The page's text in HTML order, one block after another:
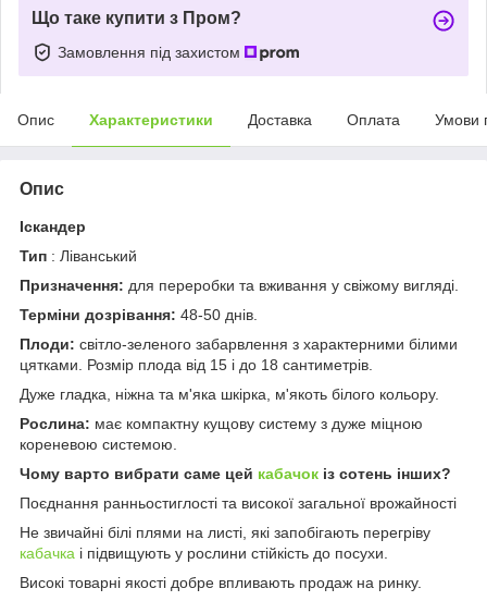
Що таке купити з Пром?
Замовлення під захистом
Опис Характеристики Доставка Оплата Умови
Опис
Іскандер
Тип : Ліванський
Призначення: для переробки та вживання у свіжому вигляді.
Терміни дозрівання: 48-50 днів.
Плоди: світло-зеленого забарвлення з характерними білими
цятками. Розмір плода від 15 і до 18 сантиметрів.
Дуже гладка, ніжна та м'яка шкірка, м'якоть білого кольору.
Рослина: має компактну кущову систему з дуже міцною
кореневою системою.
Чому варто вибрати саме цей кабачок із сотень інших?
Поєднання ранньостиглості та високої загальної врожайності
Не звичайні білі плями на листі, які запобігають перегріву
кабачка і підвищують у рослини стійкість до посухи.
Високі товарні якості добре впливають продаж на ринку.